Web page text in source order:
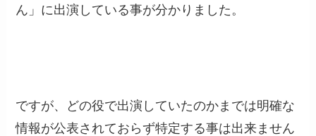
ん」に出演している事が分かりました。
ですが、どの役で出演していたのかまでは明確な
情報が公表されておらず特定する事は出来ません